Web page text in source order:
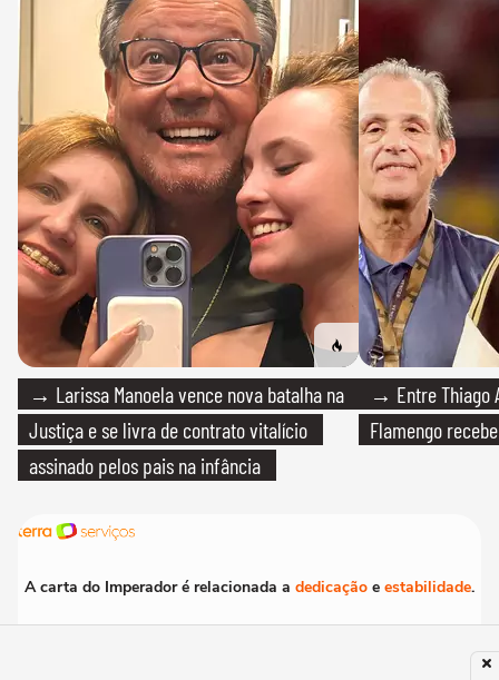
→ Larissa Manoela vence nova batalha na
Justiça e se livra de contrato vitalício
assinado pelos pais na infância
→ Entre Thiago
Flamengo
A carta do Imperador é relacionada a dedicação e estabilidade.